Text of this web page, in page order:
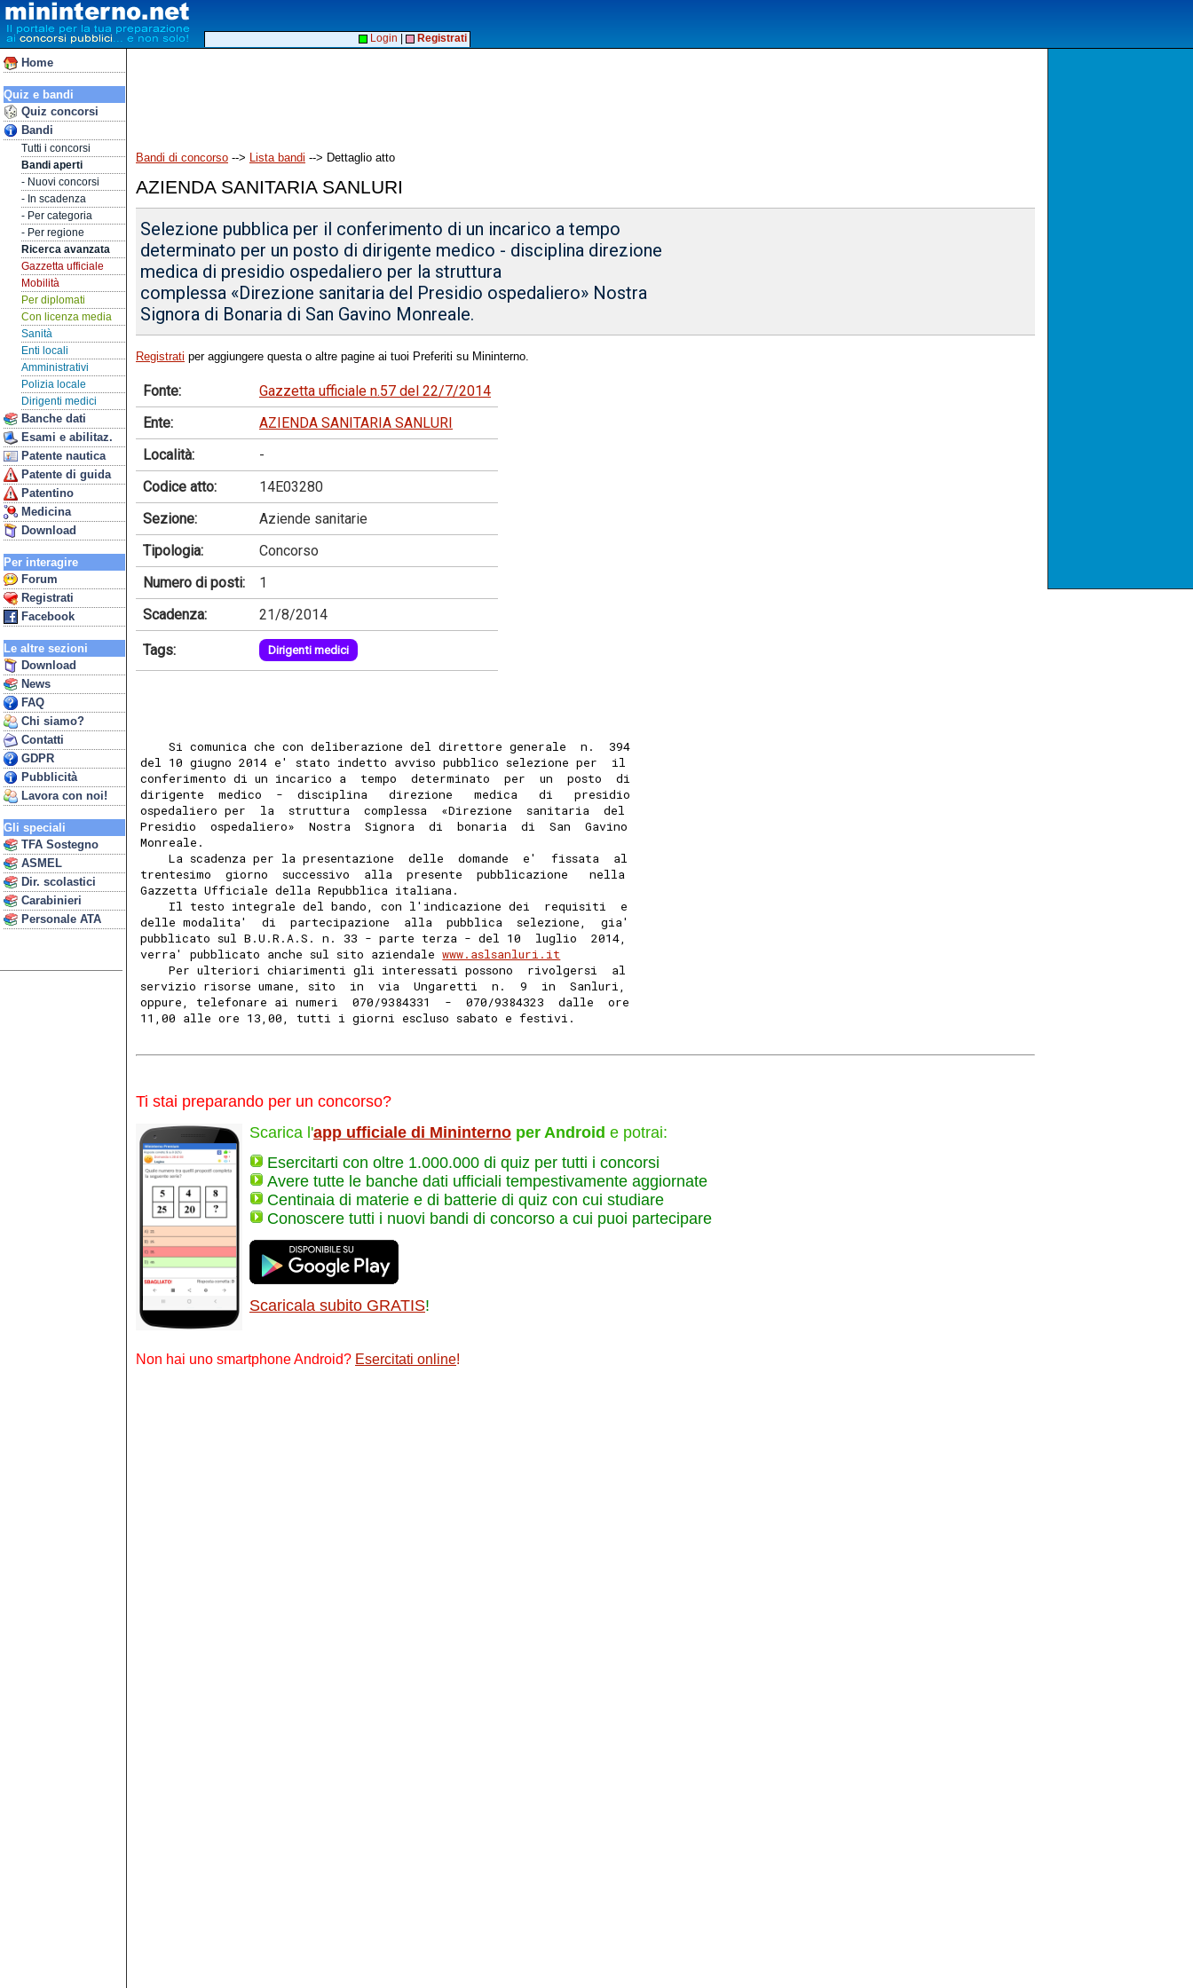
Home
Quiz e bandi
Quiz concorsi
Bandi
Tutti i concorsi
Bandi aperti
- Nuovi concorsi
- In scadenza
- Per categoria
- Per regione
Ricerca avanzata
Gazzetta ufficiale
Mobilità
Per diplomati
Con licenza media
Sanità
Enti locali
Amministrativi
Polizia locale
Dirigenti medici
Banche dati
Esami e abilitaz.
Patente nautica
Patente di guida
Patentino
Medicina
Download
Per interagire
Forum
Registrati
Facebook
Le altre sezioni
Download
News
FAQ
Chi siamo?
Contatti
GDPR
Pubblicità
Lavora con noi!
Gli speciali
TFA Sostegno
ASMEL
Dir. scolastici
Carabinieri
Personale ATA
Login Registrati
Bandi di concorso --> Lista bandi --> Dettaglio atto
AZIENDA SANITARIA SANLURI
Selezione pubblica per il conferimento di un incarico a tempo
determinato per un posto di dirigente medico - disciplina direzione
medica di presidio ospedaliero per la struttura
complessa «Direzione sanitaria del Presidio ospedaliero» Nostra
Signora di Bonaria di San Gavino Monreale.
Registrati per aggiungere questa o altre pagine ai tuoi Preferiti su Mininterno.
Fonte:
Gazzetta ufficiale n.57 del 22/7/2014
Ente:
AZIENDA SANITARIA SANLURI
Località:
-
Codice atto:
14E03280
Sezione:
Aziende sanitarie
Tipologia:
Concorso
Numero di posti:
1
Scadenza:
21/8/2014
Tags: Dirigenti medici
    Si comunica che con deliberazione del direttore generale  n.  394
del 10 giugno 2014 e' stato indetto avviso pubblico selezione per  il
conferimento di un incarico a  tempo  determinato  per  un  posto  di
dirigente  medico  -  disciplina   direzione   medica   di   presidio
ospedaliero per  la  struttura  complessa  «Direzione  sanitaria  del
Presidio  ospedaliero»  Nostra  Signora  di  bonaria  di  San  Gavino
Monreale.
    La scadenza per la presentazione  delle  domande  e'  fissata  al
trentesimo  giorno  successivo  alla  presente  pubblicazione   nella
Gazzetta Ufficiale della Repubblica italiana.
    Il testo integrale del bando, con l'indicazione dei  requisiti  e
delle modalita'  di  partecipazione  alla  pubblica  selezione,  gia'
pubblicato sul B.U.R.A.S. n. 33 - parte terza - del 10  luglio  2014,
verra' pubblicato anche sul sito aziendale www.aslsanluri.it
    Per ulteriori chiarimenti gli interessati possono  rivolgersi  al
servizio risorse umane, sito  in  via  Ungaretti  n.  9  in  Sanluri,
oppure, telefonare ai numeri  070/9384331  -  070/9384323  dalle  ore
11,00 alle ore 13,00, tutti i giorni escluso sabato e festivi.
Ti stai preparando per un concorso?
Scarica l'app ufficiale di Mininterno per Android e potrai:
Esercitarti con oltre 1.000.000 di quiz per tutti i concorsi
Avere tutte le banche dati ufficiali tempestivamente aggiornate
Centinaia di materie e di batterie di quiz con cui studiare
Conoscere tutti i nuovi bandi di concorso a cui puoi partecipare
Scaricala subito GRATIS!
Non hai uno smartphone Android? Esercitati online!